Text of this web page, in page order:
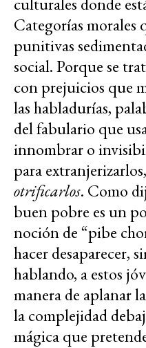
Categorías morales
punitivas
social. Porque se
con prejuicios que
las habladurías,
del fabulario que
innombrar o
para
otrificarlos. Como
buen pobre es un
noción de “pibe
hacer desaparecer,
hablando, a estos
manera de aplanar
la complejidad
mágica que